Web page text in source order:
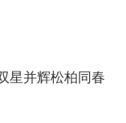
星并辉松柏同春